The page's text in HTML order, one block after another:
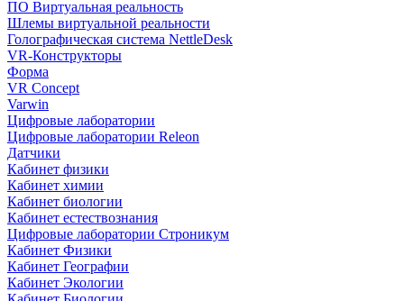
ПО Виртуальная реальность
Шлемы виртуальной реальности
Голографическая система NettleDesk
VR-Конструкторы
Форма
VR Concept
Varwin
Цифровые лаборатории
Цифровые лаборатории Releon
Датчики
Кабинет физики
Кабинет химии
Кабинет биологии
Кабинет естествознания
Цифровые лаборатории Строникум
Кабинет Физики
Кабинет Географии
Кабинет Экологии